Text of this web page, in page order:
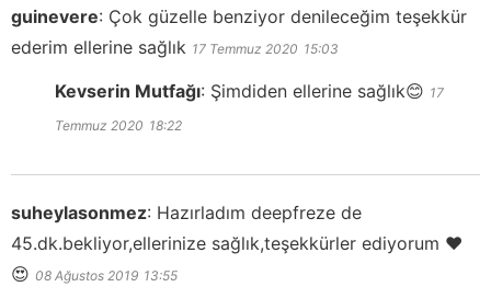
guinevere: Çok güzelle benziyor denileceğim teşekkür
ederim ellerine sağlık 17 Temmuz 2020 15:03
Kevserin Mutfağı: Şimdiden ellerine sağlık😊 17
Temmuz 2020 18:22
suheylasonmez: Hazırladım deepfreze de
45.dk.bekliyor,ellerinize sağlık,teşekkürler ediyorum ❤
😍 08 Ağustos 2019 13:55